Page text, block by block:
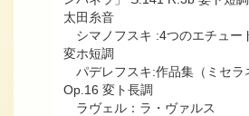
太田糸音
シマノフスキ :4つのエチュー
変ホ短調
パデレフスキ:作品集（ミセラ
Op.16 変ト長調
ラヴェル：ラ・ヴァルス